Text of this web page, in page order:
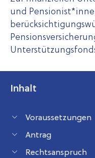
und
Inhalt
Voraussetzungen
Antrag
Rechtsanspruch